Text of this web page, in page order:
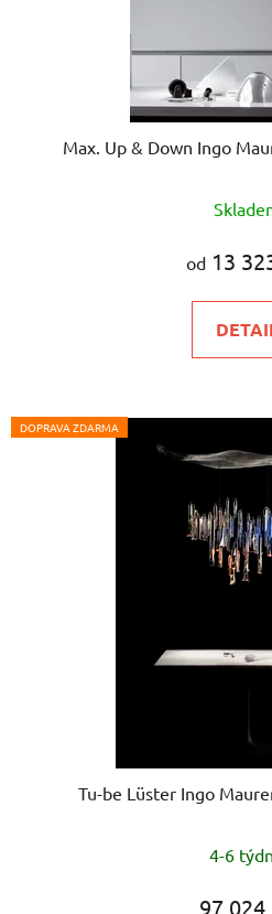
Max. Up & Down Ingo
od 13
DOPRAVA ZDARMA
Tu-be Lüster Ingo
4-6
97 024